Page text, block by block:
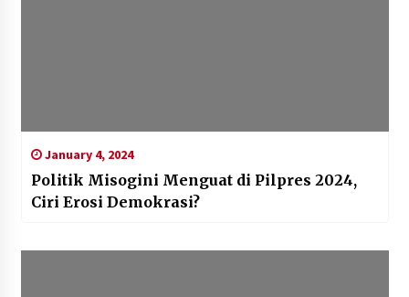
January 4, 2024
Politik Misogini Menguat di Pilpres 2024,
Ciri Erosi Demokrasi?